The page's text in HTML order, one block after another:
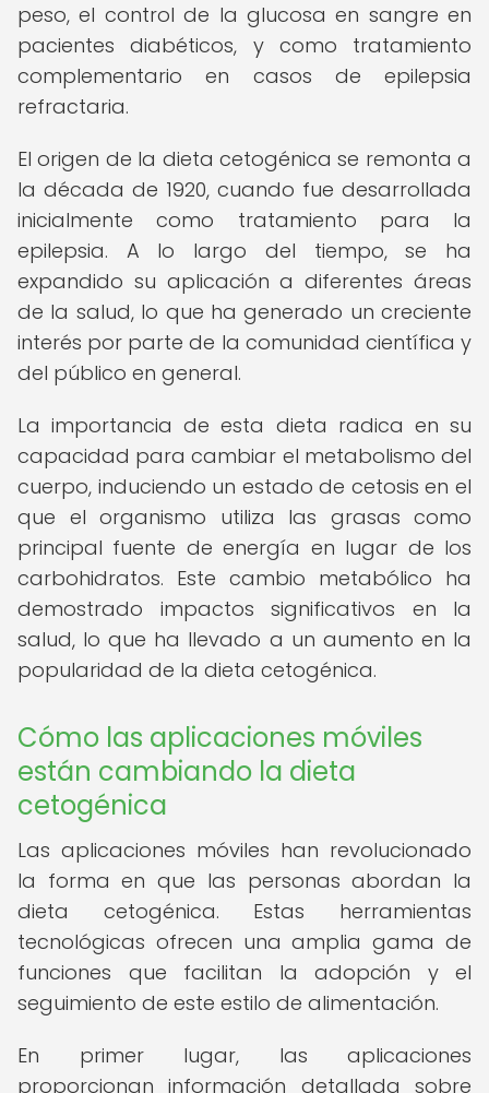
peso, el control de la glucosa en sangre en
pacientes diabéticos, y como tratamiento
complementario en casos de epilepsia
refractaria.
El origen de la dieta cetogénica se remonta a
la década de 1920, cuando fue desarrollada
inicialmente como tratamiento para la
epilepsia. A lo largo del tiempo, se ha
expandido su aplicación a diferentes áreas
de la salud, lo que ha generado un creciente
interés por parte de la comunidad científica y
del público en general.
La importancia de esta dieta radica en su
capacidad para cambiar el metabolismo del
cuerpo, induciendo un estado de cetosis en el
que el organismo utiliza las grasas como
principal fuente de energía en lugar de los
carbohidratos. Este cambio metabólico ha
demostrado impactos significativos en la
salud, lo que ha llevado a un aumento en la
popularidad de la dieta cetogénica.
Cómo las aplicaciones móviles
están cambiando la dieta
cetogénica
Las aplicaciones móviles han revolucionado
la forma en que las personas abordan la
dieta cetogénica. Estas herramientas
tecnológicas ofrecen una amplia gama de
funciones que facilitan la adopción y el
seguimiento de este estilo de alimentación.
En primer lugar, las aplicaciones
proporcionan información detallada sobre